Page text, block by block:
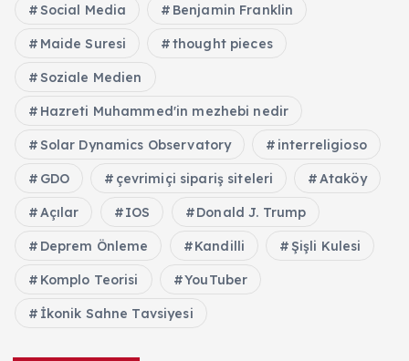
Social Media Benjamin Franklin
Maide Suresi thought pieces
Soziale Medien
Hazreti Muhammed'in mezhebi nedir
Solar Dynamics Observatory interreligioso
GDO çevrimiçi sipariş siteleri Ataköy
Açılar IOS Donald J. Trump
Deprem Önleme Kandilli Şişli Kulesi
Komplo Teorisi YouTuber
İkonik Sahne Tavsiyesi